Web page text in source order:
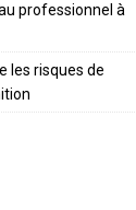
professionnel à
les risques de